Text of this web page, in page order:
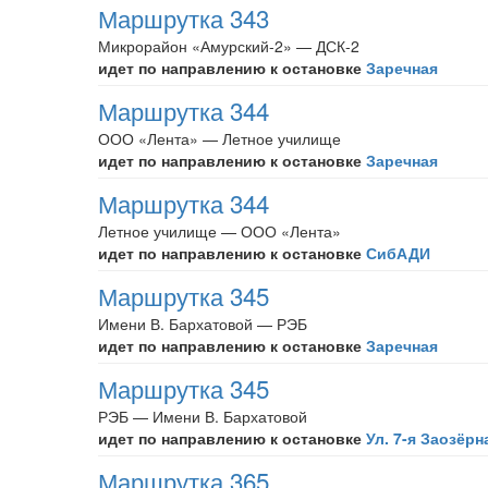
Маршрутка 343
Микрорайон «Амурский-2» — ДСК-2
идет по направлению к остановке Заречная
Маршрутка 344
ООО «Лента» — Летное училище
идет по направлению к остановке Заречная
Маршрутка 344
Летное училище — ООО «Лента»
идет по направлению к остановке СибАДИ
Маршрутка 345
Имени В. Бархатовой — РЭБ
идет по направлению к остановке Заречная
Маршрутка 345
РЭБ — Имени В. Бархатовой
идет по направлению к остановке Ул. 7-я
Маршрутка 365